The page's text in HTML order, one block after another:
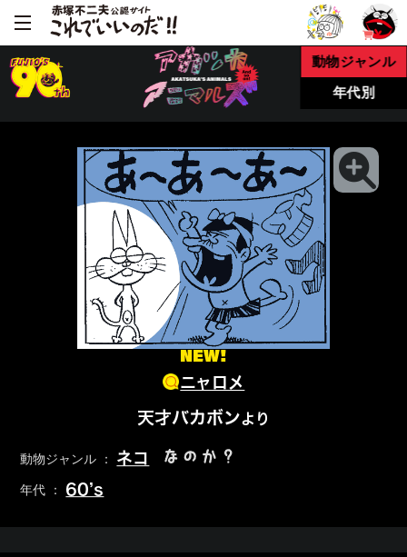
動物ジャンル
年代別
NEW!
ニャロメ
天才バカボンより
動物ジャンル ： ネコ なのか？
年代 ： 60’s